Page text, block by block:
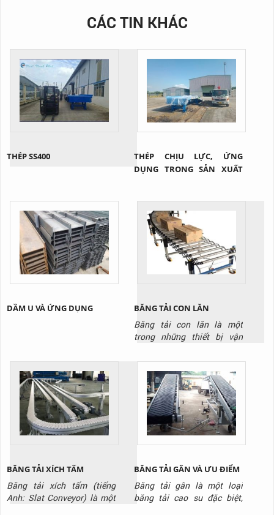
CÁC TIN KHÁC
THÉP SS400
THÉP CHỊU LỰC, ỨNG
DỤNG TRONG SẢN XUẤT
DẦM U VÀ ỨNG DỤNG BĂNG TẢI CON LĂN
Băng tải con lăn là một
trong những thiết bị vận
trong các nhà kho và nhà
máy, kho hàng
BĂNG TẢI XÍCH TẤM
Băng tải xích tấm (tiếng
Anh: Slat Conveyor) là một
BĂNG TẢI GÂN VÀ ƯU ĐIỂM
Băng tải gân là một loại
băng tải cao su đặc biệt,